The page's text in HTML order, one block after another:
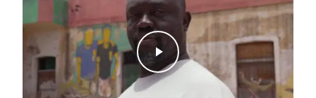
Play Video